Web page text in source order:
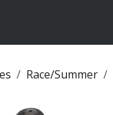
Race/Summer